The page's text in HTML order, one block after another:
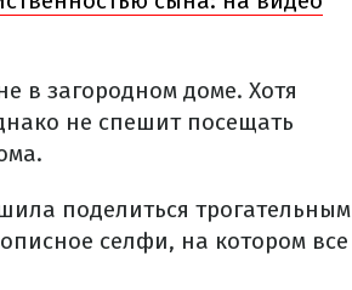
в загородном доме. Хотя
не спешит посещать
поделиться трогательным
селфи, на котором все